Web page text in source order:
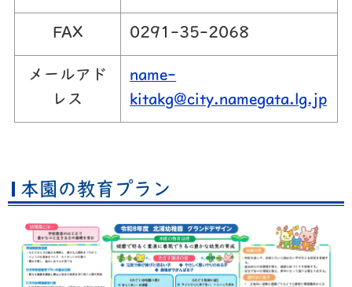
FAX 0291-35-2068
メールアド
レス
name-
kitakg@city.namegata.lg.jp
本園の教育プラン